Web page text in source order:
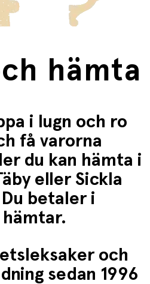
hämta
i lugn och ro
få varorna
du kan hämta i
eller Sickla
betaler i
och
sedan 1996